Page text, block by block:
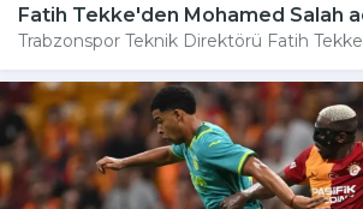
Fatih Tekke'den Mohamed Salah
Trabzonspor Teknik Direktörü Fatih